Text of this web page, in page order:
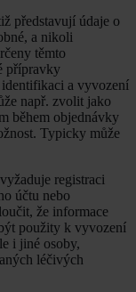
představují údaje o
a nikoli
těmto
přípravky
a vyvození
např. zvolit jako
během objednávky
Typicky může
registraci
účtu nebo
že informace
použity k vyvození
i jiné osoby,
léčivých